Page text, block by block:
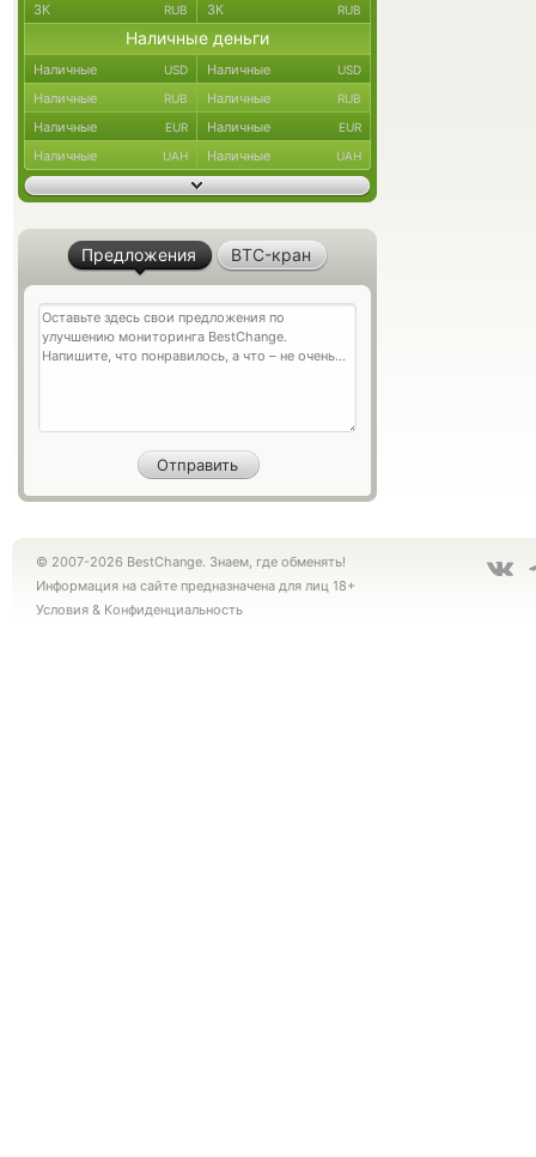
ЗК RUB ЗК RUB
Наличные деньги
Наличные USD Наличные USD
Наличные RUB Наличные RUB
Наличные EUR Наличные EUR
Наличные UAH Наличные UAH
Предложения BTC-кран
© 2007-2026 BestChange. Знаем, где обменять!
Информация на сайте предназначена для лиц 18+
Условия & Конфиденциальность